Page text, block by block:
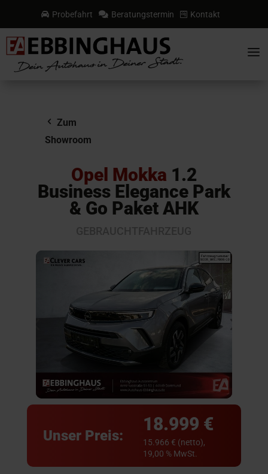
 Probefahrt  Beratungstermin  Kontakt
a
Zum
Showroom
Opel Mokka 1.2
Business Elegance Park
& Go Paket AHK
Unser Preis:
18.999 €
15.966 € (netto),
19,00 % MwSt.